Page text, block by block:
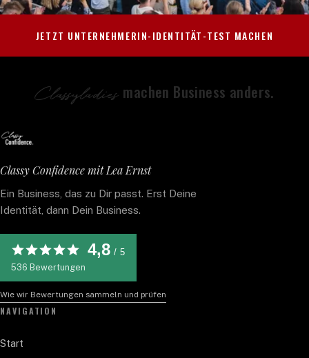
JETZT UNTERNEHMERIN-IDENTITÄT-TEST MACHEN
Classyladies machen Business anders.
Classy Confidence mit Lea Ernst
Ein Business, das zu Dir passt. Erst Deine
Identität, dann Dein Business.
4,8 / 5
536 Bewertungen
Wie wir Bewertungen sammeln und prüfen
NAVIGATION
Start